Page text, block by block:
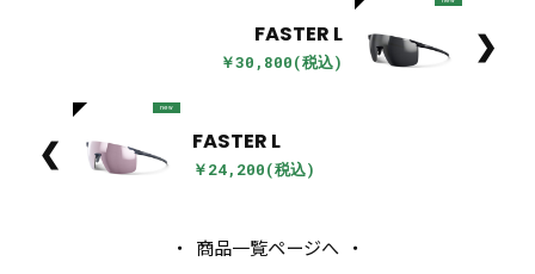
FASTER L
￥30,800(税込) ❯
❮
new
FASTER L
￥24,200(税込)
商品一覧ページへ